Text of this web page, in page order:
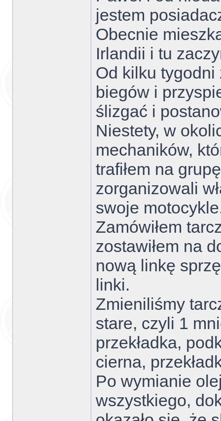
jestem
Obecnie
Irlandii i tu
Od kilku tygodni
biegów i
ślizgać i
Niestety, w
mechaników,
trafiłem na
zorganizowali
swoje
Zamówiłem
zostawiłem na
nową linkę
linki.
Zmieniliśmy
stare, czyli 1
przekładka,
cierna,
Po wymianie
wszystkiego,